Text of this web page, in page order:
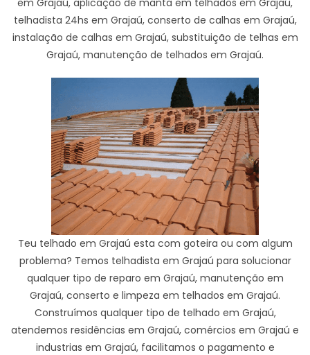
em Grajaú, aplicação de manta em telhados em Grajaú,
telhadista 24hs em Grajaú, conserto de calhas em Grajaú,
instalação de calhas em Grajaú, substituição de telhas em
Grajaú, manutenção de telhados em Grajaú.
Teu telhado em Grajaú esta com goteira ou com algum
problema? Temos telhadista em Grajaú para solucionar
qualquer tipo de reparo em Grajaú, manutenção em
Grajaú, conserto e limpeza em telhados em Grajaú.
Construímos qualquer tipo de telhado em Grajaú,
atendemos residências em Grajaú, comércios em Grajaú e
industrias em Grajaú, facilitamos o pagamento e